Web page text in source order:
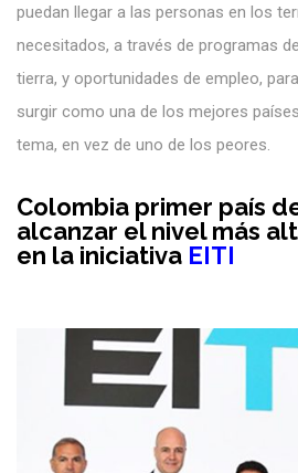
puedan llegar a las personas en los
necesitados, a través de programas
tierra, y oportunidades de empleo,
surgir como una de los mejores
tema, en vez de uno de los peores.
Colombia primer país
alcanzar el nivel más
en la iniciativa EITI